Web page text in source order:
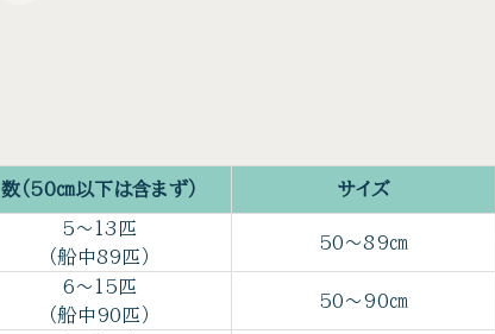
数（50㎝以下は含まず） サイズ
5～13匹
（船中89匹）
50～89㎝
6～15匹
（船中90匹）
50～90㎝